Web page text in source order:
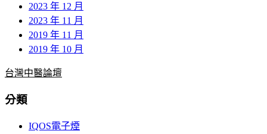
2023 年 12 月
2023 年 11 月
2019 年 11 月
2019 年 10 月
台灣中醫論壇
分類
IQOS電子煙